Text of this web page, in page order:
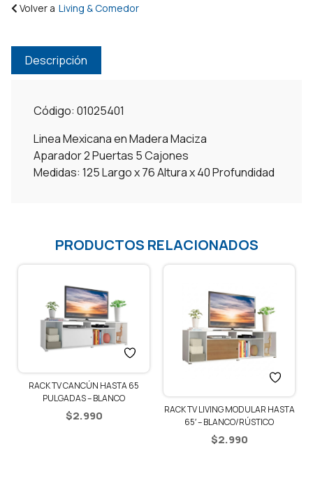
Volver a Living & Comedor
Descripción
Código: 01025401
Linea Mexicana en Madera Maciza
Aparador 2 Puertas 5 Cajones
Medidas: 125 Largo x 76 Altura x 40 Profundidad
PRODUCTOS RELACIONADOS
RACK TV CANCÚN HASTA 65
PULGADAS – BLANCO
$2.990
RACK TV LIVING MODULAR HASTA
65′ – BLANCO/RÚSTICO
$2.990